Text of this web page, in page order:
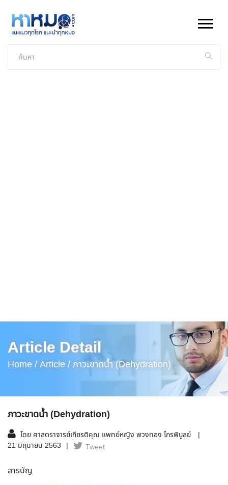
Article Detail
Home /Article /ภาวะขาดน้ำ (Dehydration)
ภาวะขาดน้ำ (Dehydration)
โดย ศาสตราจารย์เกียรติคุณ แพทย์หญิง พวงทอง ไกรพิบูลย์
21 มิถุนายน 2563
Tweet
สารบัญ